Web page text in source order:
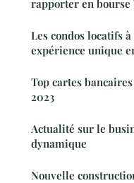
rapporter en bourse
Les condos locatifs
expérience unique
Top cartes
2023
Actualité sur le
dynamique
Nouvelle